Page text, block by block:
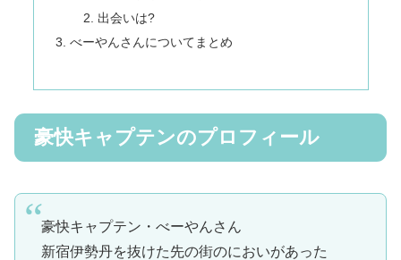
出会いは?
べーやんさんについてまとめ
豪快キャプテンのプロフィール
豪快キャプテン・べーやんさん
新宿伊勢丹を抜けた先の街のにおいがあった